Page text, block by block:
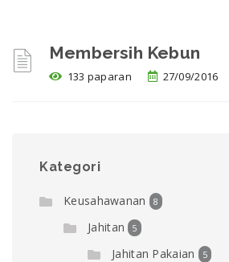
Membersih Kebun
133 paparan 27/09/2016
Kategori
Keusahawanan 8
Jahitan 5
Jahitan Pakaian 5